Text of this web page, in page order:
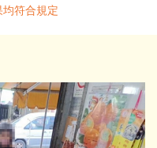
符合規定